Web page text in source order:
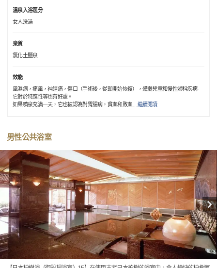
溫泉入浴區分
女人洗澡
泉質
氯化土鹽泉
效能
風濕病，痛風，神經痛，傷口（手術後，從頭開始恢復），體弱兒童和慢性婦科疾病·
它對於特應性等也有好處。
如果噴泉充滿一天，它也被認為對胃腸病，貧血和敗血
繼續閱讀
男性公共浴室